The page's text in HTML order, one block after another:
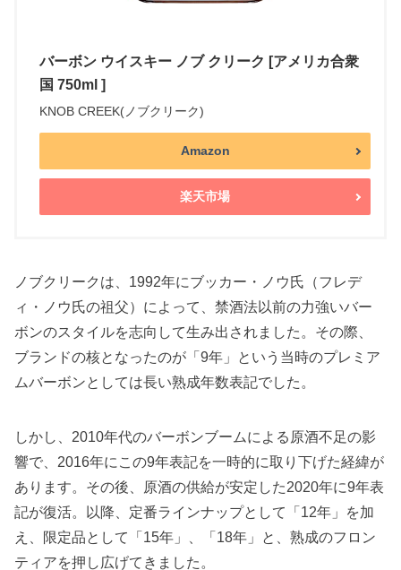
バーボン ウイスキー ノブ クリーク [アメリカ合衆
国 750ml ]
KNOB CREEK(ノブクリーク)
Amazon
楽天市場
ノブクリークは、1992年にブッカー・ノウ氏（フレデ
ィ・ノウ氏の祖父）によって、禁酒法以前の力強いバー
ボンのスタイルを志向して生み出されました。その際、
ブランドの核となったのが「9年」という当時のプレミア
ムバーボンとしては長い熟成年数表記でした。
しかし、2010年代のバーボンブームによる原酒不足の影
響で、2016年にこの9年表記を一時的に取り下げた経緯が
あります。その後、原酒の供給が安定した2020年に9年表
記が復活。以降、定番ラインナップとして「12年」を加
え、限定品として「15年」、「18年」と、熟成のフロン
ティアを押し広げてきました。